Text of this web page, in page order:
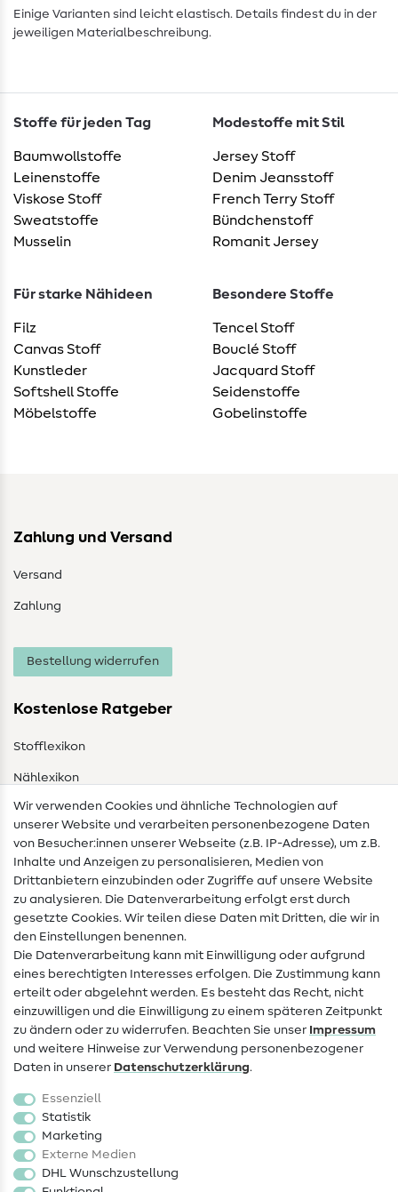
Einige Varianten sind leicht elastisch. Details findest du in der
jeweiligen Materialbeschreibung.
Stoffe für jeden Tag
Baumwollstoffe
Leinenstoffe
Viskose Stoff
Sweatstoffe
Musselin
Modestoffe mit Stil
Jersey Stoff
Denim Jeansstoff
French Terry Stoff
Bündchenstoff
Romanit Jersey
Für starke Nähideen
Filz
Canvas Stoff
Kunstleder
Softshell Stoffe
Möbelstoffe
Besondere Stoffe
Tencel Stoff
Bouclé Stoff
Jacquard Stoff
Seidenstoffe
Gobelinstoffe
Zahlung und Versand
Versand
Zahlung
Bestellung widerrufen
Kostenlose Ratgeber
Stofflexikon
Nählexikon
Nähanleitungen
Hilfe & Kontakt
Kontakt
Infos zum Betreiberwechsel
Widerrufsrecht
Beliebt
Stoffe
Sale
Schnittmuster
Wir verwenden Cookies und ähnliche Technologien auf
unserer Website und verarbeiten personenbezogene Daten
von Besucher:innen unserer Webseite (z.B. IP-Adresse), um z.B.
Inhalte und Anzeigen zu personalisieren, Medien von
Drittanbietern einzubinden oder Zugriffe auf unsere Website
zu analysieren. Die Datenverarbeitung erfolgt erst durch
gesetzte Cookies. Wir teilen diese Daten mit Dritten, die wir in
den Einstellungen benennen.
Die Datenverarbeitung kann mit Einwilligung oder aufgrund
eines berechtigten Interesses erfolgen. Die Zustimmung kann
erteilt oder abgelehnt werden. Es besteht das Recht, nicht
einzuwilligen und die Einwilligung zu einem späteren Zeitpunkt
zu ändern oder zu widerrufen. Beachten Sie unser Impressum
und weitere Hinweise zur Verwendung personenbezogener
Daten in unserer Daten­schutz­erklärung.
Essenziell
Statistik
Marketing
Externe Medien
DHL Wunschzustellung